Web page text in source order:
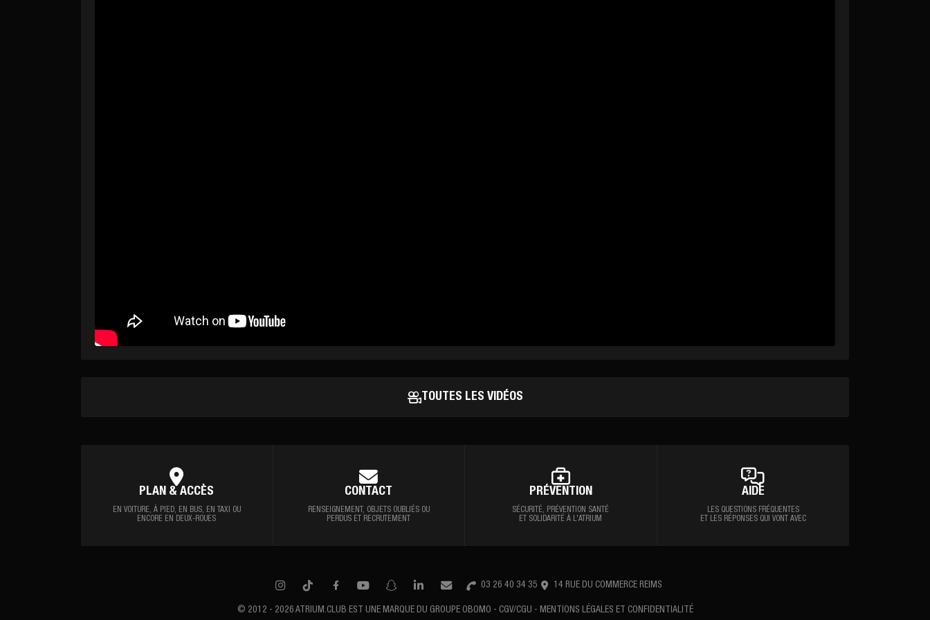
TOUTES LES VIDÉOS
PLAN & ACCÈS
EN VOITURE, À PIED, EN BUS, EN TAXI OU
ENCORE EN DEUX-ROUES
CONTACT
RENSEIGNEMENT, OBJETS OUBLIÉS OU
PERDUS ET RECRUTEMENT
PRÉVENTION
SÉCURITÉ, PRÉVENTION SANTÉ
ET SOLIDARITÉ À L'ATRIUM
AIDE
LES QUESTIONS FRÉQUENTES
ET LES RÉPONSES QUI VONT AVEC
03 26 40 34 35 14 RUE DU COMMERCE REIMS
© 2012 - 2026 ATRIUM.CLUB EST UNE MARQUE DU GROUPE OBOMO CGV/CGU MENTIONS LÉGALES ET CONFIDENTIALITÉ